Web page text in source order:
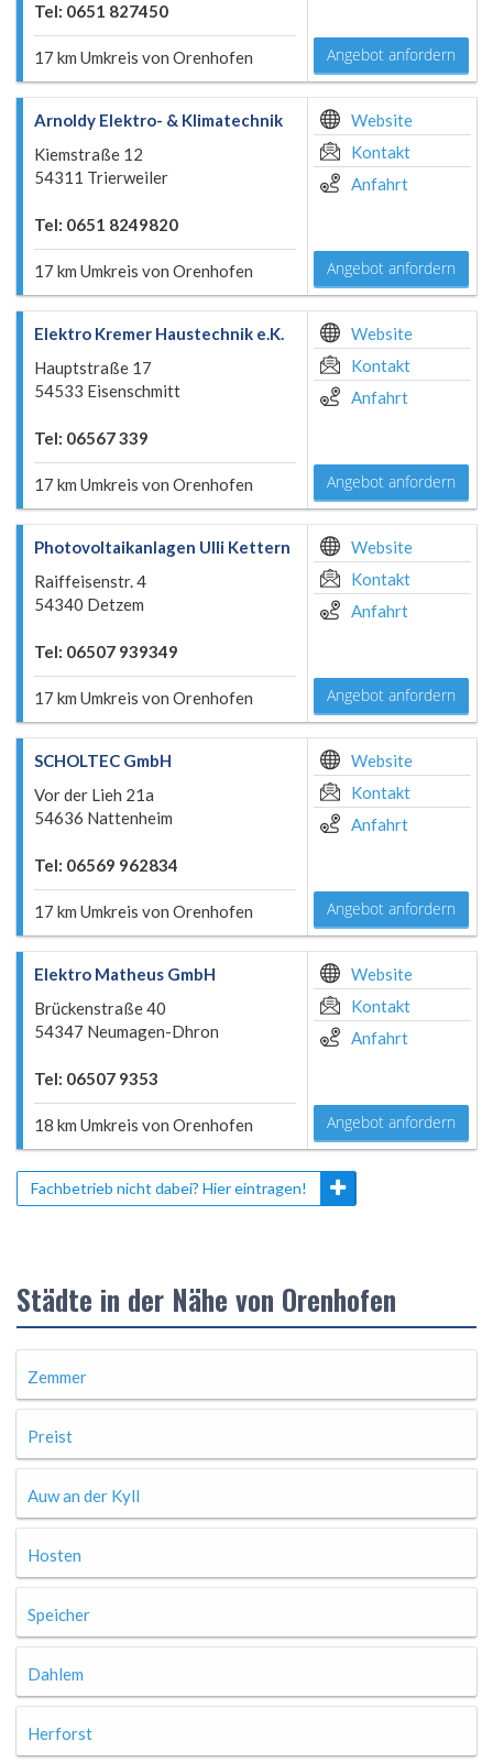
Tel: 0651 827450
17 km Umkreis von Orenhofen Angebot anfordern
Arnoldy Elektro- & Klimatechnik
Kiemstraße 12
54311 Trierweiler
Tel: 0651 8249820
17 km Umkreis von Orenhofen
Website
Kontakt
Anfahrt
Angebot anfordern
Elektro Kremer Haustechnik e.K.
Hauptstraße 17
54533 Eisenschmitt
Tel: 06567 339
17 km Umkreis von Orenhofen
Website
Kontakt
Anfahrt
Angebot anfordern
Photovoltaikanlagen Ulli Kettern
Raiffeisenstr. 4
54340 Detzem
Tel: 06507 939349
17 km Umkreis von Orenhofen
Website
Kontakt
Anfahrt
Angebot anfordern
SCHOLTEC GmbH
Vor der Lieh 21a
54636 Nattenheim
Tel: 06569 962834
17 km Umkreis von Orenhofen
Website
Kontakt
Anfahrt
Angebot anfordern
Elektro Matheus GmbH
Brückenstraße 40
54347 Neumagen-Dhron
Tel: 06507 9353
18 km Umkreis von Orenhofen
Website
Kontakt
Anfahrt
Angebot anfordern
Fachbetrieb nicht dabei? Hier eintragen!
Städte in der Nähe von Orenhofen
Zemmer
Preist
Auw an der Kyll
Hosten
Speicher
Dahlem
Herforst